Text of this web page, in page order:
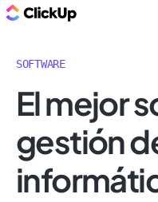
SOFTWARE
El mejor
gestión